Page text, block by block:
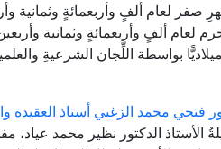
صفر لعام ألفٍ وأربعمائةٍ
لعام ألفٍ وأربعمائةٍ وثمانية
بواسطة اللِّجان الشرعيةِ
فتحي محمد الزغبي أستاذ العقيدة
الأستاذ الدكتور نظير محمد عياد،